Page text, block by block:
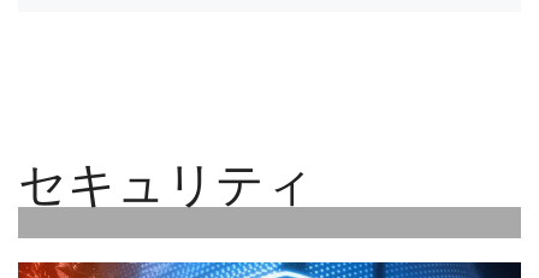
セキュリティ